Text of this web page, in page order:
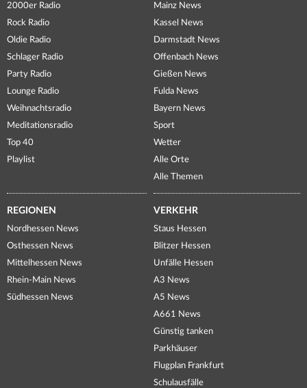
2000er Radio
Rock Radio
Oldie Radio
Schlager Radio
Party Radio
Lounge Radio
Weihnachtsradio
Meditationsradio
Top 40
Playlist
Mainz News
Kassel News
Darmstadt News
Offenbach News
Gießen News
Fulda News
Bayern News
Sport
Wetter
Alle Orte
Alle Themen
REGIONEN
Nordhessen News
Osthessen News
Mittelhessen News
Rhein-Main News
Südhessen News
VERKEHR
Staus Hessen
Blitzer Hessen
Unfälle Hessen
A3 News
A5 News
A661 News
Günstig tanken
Parkhäuser
Flugplan Frankfurt
Schulausfälle